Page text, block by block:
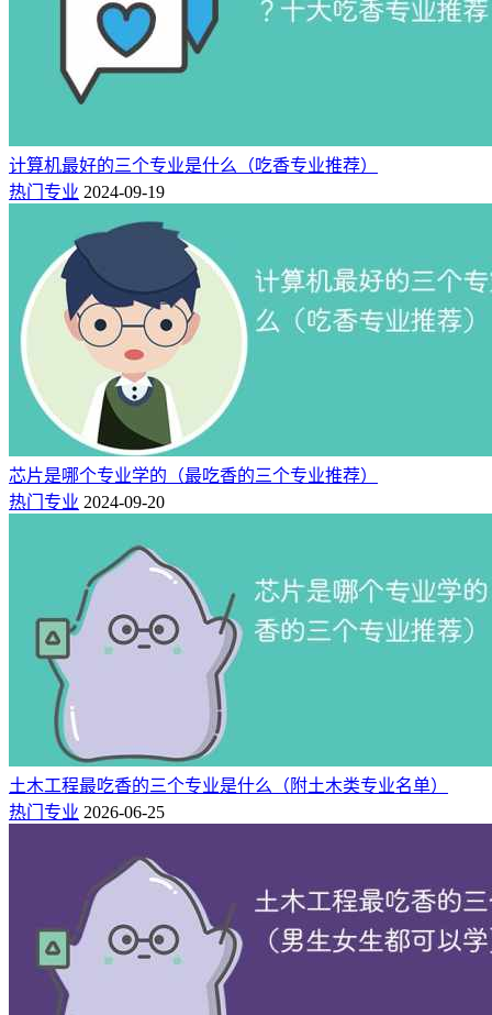
尤其是专科计算机应用技术，被专科院校普遍开设。而且计算
机类专业主要看学生的专业技能的能力，并不是一味看重学历
不错的选择。
本专业毕业生主要面向IT企业、大众传媒公司、党政机关等企
事业单位，对应程序员、平面设计、多媒体制作、网页设计与
制作等工作岗位，从事小程序开发、图形图像处理、多媒体制
作、网站建设与维护等方面的工作等相关岗位工作。
2、机电设备维修与管理
喜欢与机械设备打交道的考生可以考虑这个专业，尤其是理科
好的男生，更是非常适合报考。机电设备维修与管理专业，主
要培养掌握机械基础、电工基础、设备维修、设备管理等基本
知识，具备机电设备装调维修和设备管理能力，从事设备安
装、调试、维护、维修和管理等方面工作的高素质技术技能人
才。
学生在毕业后主要面向机械、汽车、冶金、能源、化工等行
业，在设备维修、设备管理、设备点检以及设备售后服务等岗
计算机最好的三个专业是什么（吃香专业推荐）
热门专业 2024-09-19
芯片是哪个专业学的（最吃香的三个专业推荐）
热门专业 2024-09-20
土木工程最吃香的三个专业是什么（附土木类专业名单）
热门专业 2026-06-25